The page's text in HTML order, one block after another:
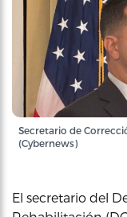
Secretario de
(Cybernews)
El secretario del